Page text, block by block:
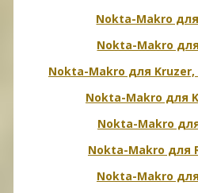
Nokta-Makro
Nokta-Makro
Nokta-Makro для Kruzer,
Nokta-Makro для
Nokta-Makro
Nokta-Makro для
Nokta-Makro